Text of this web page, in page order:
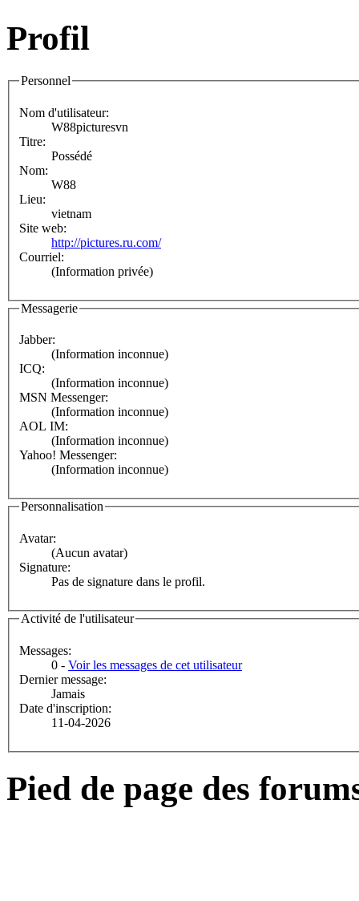
Profil
Personnel
Nom d'utilisateur:
W88picturesvn
Titre:
Possédé
Nom:
W88
Lieu:
vietnam
Site web:
http://pictures.ru.com/
Courriel:
(Information privée)
Messagerie
Jabber:
(Information inconnue)
ICQ:
(Information inconnue)
MSN Messenger:
(Information inconnue)
AOL IM:
(Information inconnue)
Yahoo! Messenger:
(Information inconnue)
Personnalisation
Avatar:
(Aucun avatar)
Signature:
Pas de signature dans le profil.
Activité de l'utilisateur
Messages:
0 - Voir les messages de cet utilisateur
Dernier message:
Jamais
Date d'inscription:
11-04-2026
Pied de page des